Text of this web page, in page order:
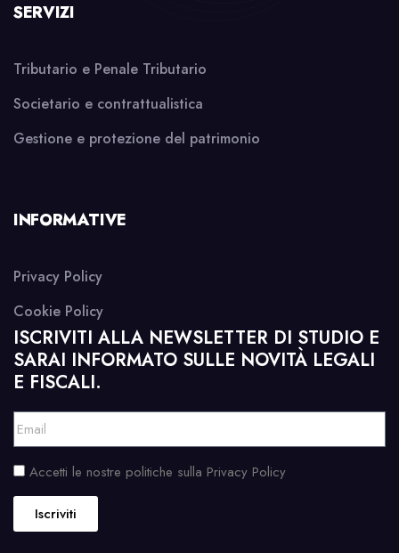
SERVIZI
Tributario e Penale Tributario
Societario e contrattualistica
Gestione e protezione del patrimonio
INFORMATIVE
Privacy Policy
Cookie Policy
ISCRIVITI ALLA NEWSLETTER DI STUDIO E
SARAI INFORMATO SULLE NOVITÀ LEGALI
E FISCALI.
Accetti le nostre politiche sulla Privacy Policy
Iscriviti